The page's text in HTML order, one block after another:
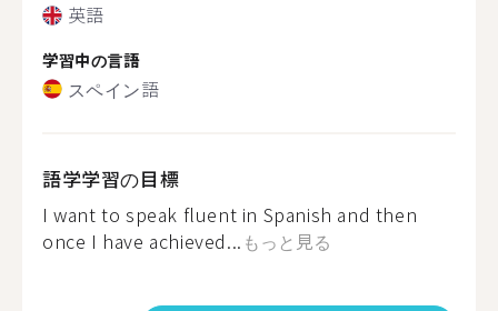
英語
学習中の言語
スペイン語
語学学習の目標
I want to speak fluent in Spanish and then
once I have achieved... もっと見る